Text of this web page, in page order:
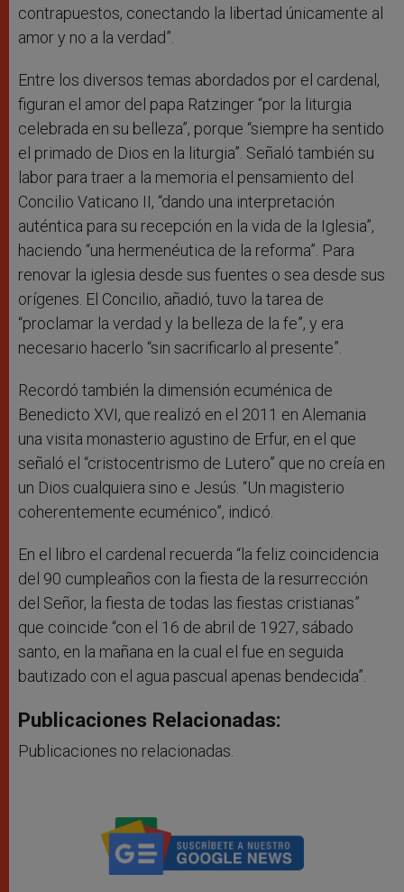
contrapuestos, conectando la libertad únicamente al
amor y no a la verdad”.
Entre los diversos temas abordados por el cardenal,
figuran el amor del papa Ratzinger “por la liturgia
celebrada en su belleza”, porque “siempre ha sentido
el primado de Dios en la liturgia”. Señaló también su
labor para traer a la memoria el pensamiento del
Concilio Vaticano II, “dando una interpretación
auténtica para su recepción en la vida de la Iglesia”,
haciendo “una hermenéutica de la reforma”. Para
renovar la iglesia desde sus fuentes o sea desde sus
orígenes. El Concilio, añadió, tuvo la tarea de
“proclamar la verdad y la belleza de la fe”, y era
necesario hacerlo “sin sacrificarlo al presente”.
Recordó también la dimensión ecuménica de
Benedicto XVI, que realizó en el 2011 en Alemania
una visita monasterio agustino de Erfur, en el que
señaló el “cristocentrismo de Lutero” que no creía en
un Dios cualquiera sino e Jesús. “Un magisterio
coherentemente ecuménico”, indicó.
En el libro el cardenal recuerda “la feliz coincidencia
del 90 cumpleaños con la fiesta de la resurrección
del Señor, la fiesta de todas las fiestas cristianas”
que coincide “con el 16 de abril de 1927, sábado
santo, en la mañana en la cual el fue en seguida
bautizado con el agua pascual apenas bendecida”.
Publicaciones Relacionadas:
Publicaciones no relacionadas.